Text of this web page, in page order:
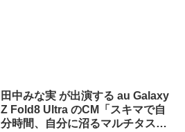
田中みな実 が出演する au Galaxy
Z Fold8 Ultra のCM「スキマで自
分時間、自分に沼るマルチタス